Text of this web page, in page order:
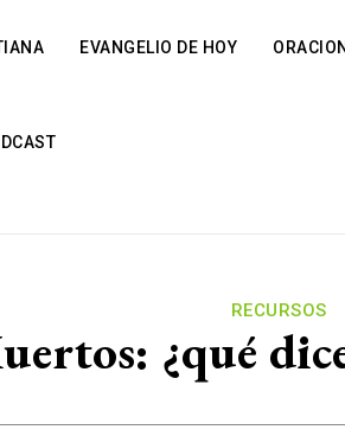
EVANGELIO DE HOY
RECURSOS
¿qué